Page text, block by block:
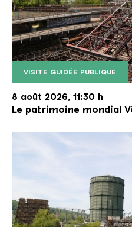
VISITE GUIDÉE PUBLIQUE
Le monte-charge
Copyright:
8 août 2026, 11:30 h
Le patrimoine mondial